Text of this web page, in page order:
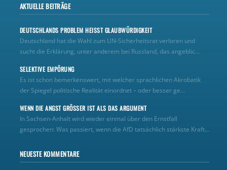
AKTUELLE BEITRÄGE
DEUTSCHLANDS PROBLEM HEISST GLAUBWÜRDIGKEIT
Deutschland hat die Wahl zum UN‑Sicherheitsrat verloren und
sucht die Erklärung, unter anderem bei Russland, das angeblic...
SELEKTIVE EMPÖRUNG
Es ist schon bemerkenswert, mit welcher sprachlichen Akrobatik
der Spiegel politische Realität einordnet – oder besser ge...
WENN DIE ANGST GRÖSSER IST ALS DAS ARGUMENT
In Sachsen-Anhalt wird wieder einmal über den Ernstfall
gesprochen: Was passiert, wenn die AfD tatsächlich stärkste Kraft...
NEUESTE KOMMENTARE